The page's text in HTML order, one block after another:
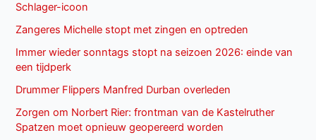
Schlager-icoon
Zangeres Michelle stopt met zingen en optreden
Immer wieder sonntags stopt na seizoen 2026: einde van
een tijdperk
Drummer Flippers Manfred Durban overleden
Zorgen om Norbert Rier: frontman van de Kastelruther
Spatzen moet opnieuw geopereerd worden